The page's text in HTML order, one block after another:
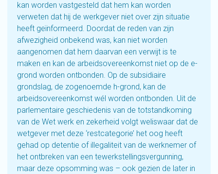
kan worden vastgesteld dat hem kan worden
verweten dat hij de werkgever niet over zijn situatie
heeft geïnformeerd. Doordat de reden van zijn
afwezigheid onbekend was, kan niet worden
aangenomen dat hem daarvan een verwijt is te
maken en kan de arbeidsovereenkomst niet op de e-
grond worden ontbonden. Op de subsidiaire
grondslag, de zogenoemde h-grond, kan de
arbeidsovereenkomst wél worden ontbonden. Uit de
parlementaire geschiedenis van de totstandkoming
van de Wet werk en zekerheid volgt weliswaar dat de
wetgever met deze ‘restcategorie’ het oog heeft
gehad op detentie of illegaliteit van de werknemer of
het ontbreken van een tewerkstellingsvergunning,
maar deze opsomming was – ook gezien de later in